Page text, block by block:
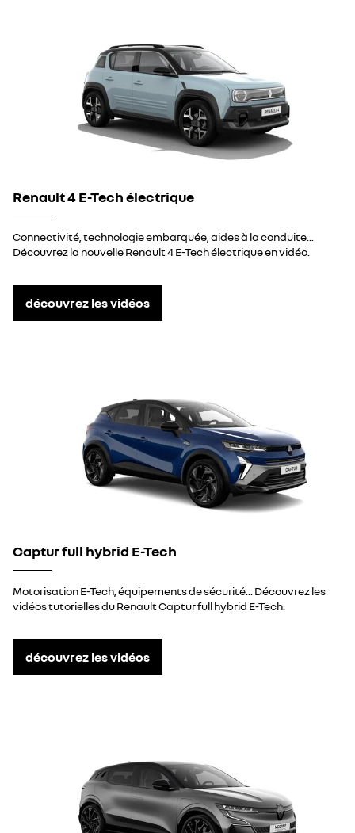
Renault 4 E-Tech électrique
Connectivité, technologie embarquée, aides à la conduite...
Découvrez la nouvelle Renault 4 E-Tech électrique en vidéo.
découvrez les vidéos
Captur full hybrid E-Tech
Motorisation E-Tech, équipements de sécurité... Découvrez les
vidéos tutorielles du Renault Captur full hybrid E-Tech.
découvrez les vidéos